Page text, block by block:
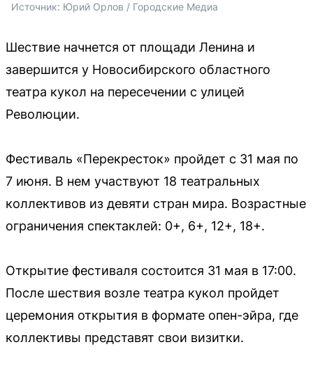
Источник: Юрий Орлов / Городские Медиа
Шествие начнется от площади Ленина и
завершится у Новосибирского областного
театра кукол на пересечении с улицей
Революции.
Фестиваль «Перекресток» пройдет с 31 мая по
7 июня. В нем участвуют 18 театральных
коллективов из девяти стран мира. Возрастные
ограничения спектаклей: 0+, 6+, 12+, 18+.
Открытие фестиваля состоится 31 мая в 17:00.
После шествия возле театра кукол пройдет
церемония открытия в формате опен-эйра, где
коллективы представят свои визитки.